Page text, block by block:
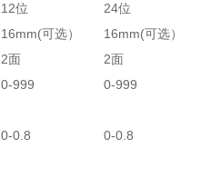
12位 24位
16mm(可选） 16mm(可选）
2面 2面
0-999 0-999
0-0.8 0-0.8